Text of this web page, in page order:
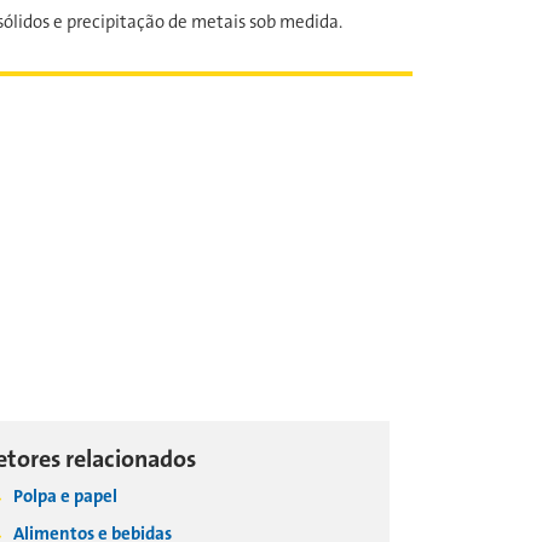
e precipitação de metais sob medida.
relacionados
Polpa e papel
Alimentos e bebidas